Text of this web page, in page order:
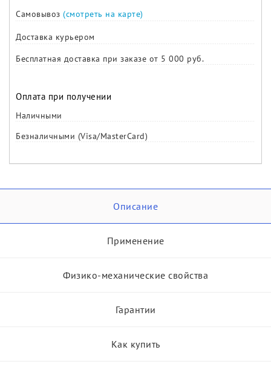
Самовывоз (смотреть на карте)
Доставка курьером
Бесплатная доставка при заказе от 5 000 руб.
Оплата при получении
Наличными
Безналичными (Visa/MasterCard)
Описание
Применение
Физико-механические свойства
Гарантии
Как купить